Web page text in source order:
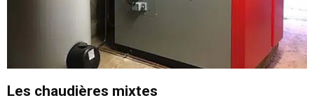
Les chaudières mixtes